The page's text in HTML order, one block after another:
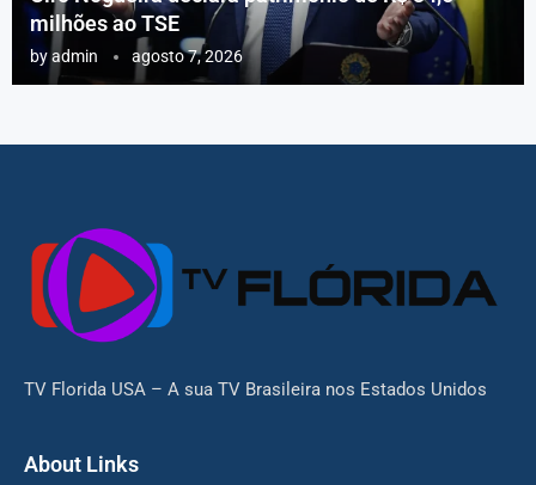
milhões ao TSE
byadmin agosto 7, 2026
TV Florida USA – A sua TV Brasileira nos Estados Unidos
About Links